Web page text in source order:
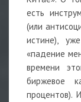
есть
(или
истине),
«падение
времени
биржевое
процентов).